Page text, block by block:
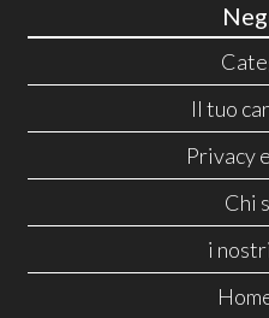
Il tuo
Privacy
Chi
i